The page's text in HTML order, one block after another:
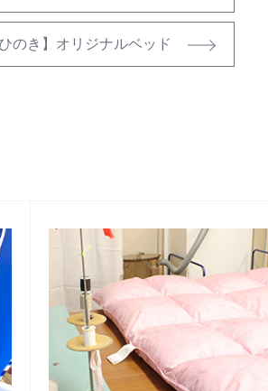
ひのき】オリジナルベッド